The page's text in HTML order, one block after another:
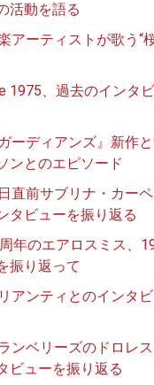
活動を語る
アーティストが歌う“
1975、過去のインタ
ーディアンズ』新作
ンとのエピソード
直前サブリナ・カー
タビューを振り返る
年のエアロスミス、
振り返って
アンティとのインタ
ンベリーズのドロレ
ビューを振り返る